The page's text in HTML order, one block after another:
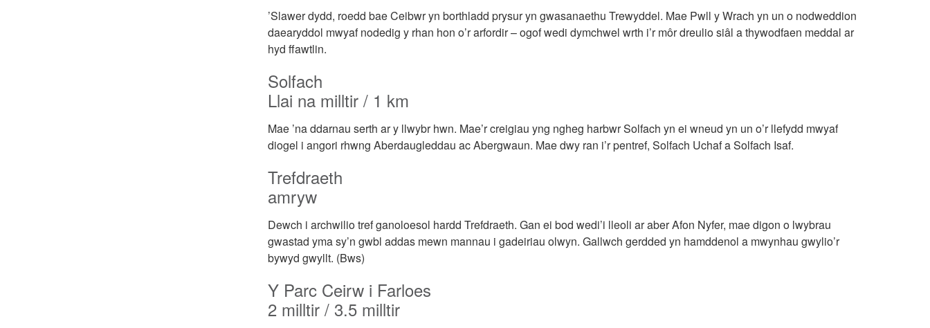
’Slawer dydd, roedd bae Ceibwr yn borthladd prysur yn gwasanaethu Trewyddel. Mae Pwll y Wrach yn un o nodweddion
daearyddol mwyaf nodedig y rhan hon o’r arfordir – ogof wedi dymchwel wrth i’r môr dreulio siâl a thywodfaen meddal ar
hyd ffawtlin.
Solfach
Llai na milltir / 1 km
Mae ’na ddarnau serth ar y llwybr hwn. Mae’r creigiau yng ngheg harbwr Solfach yn ei wneud yn un o’r llefydd mwyaf
diogel i angori rhwng Aberdaugleddau ac Abergwaun. Mae dwy ran i’r pentref, Solfach Uchaf a Solfach Isaf.
Trefdraeth
amryw
Dewch i archwilio tref ganoloesol hardd Trefdraeth. Gan ei bod wedi’i lleoli ar aber Afon Nyfer, mae digon o lwybrau
gwastad yma sy’n gwbl addas mewn mannau i gadeiriau olwyn. Gallwch gerdded yn hamddenol a mwynhau gwylio’r
bywyd gwyllt. (Bws)
Y Parc Ceirw i Farloes
2 milltir / 3.5 milltir